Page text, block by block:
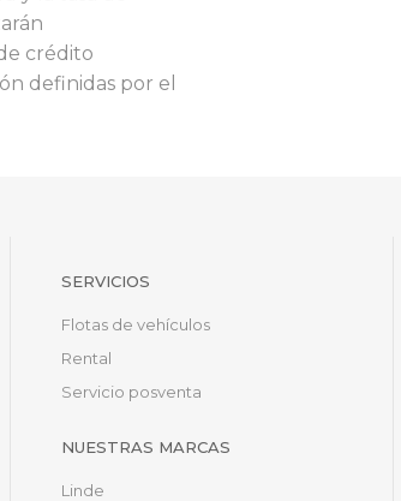
crédito
definidas por el
SERVICIOS
Flotas de vehículos
Rental
Servicio posventa
NUESTRAS MARCAS
Linde